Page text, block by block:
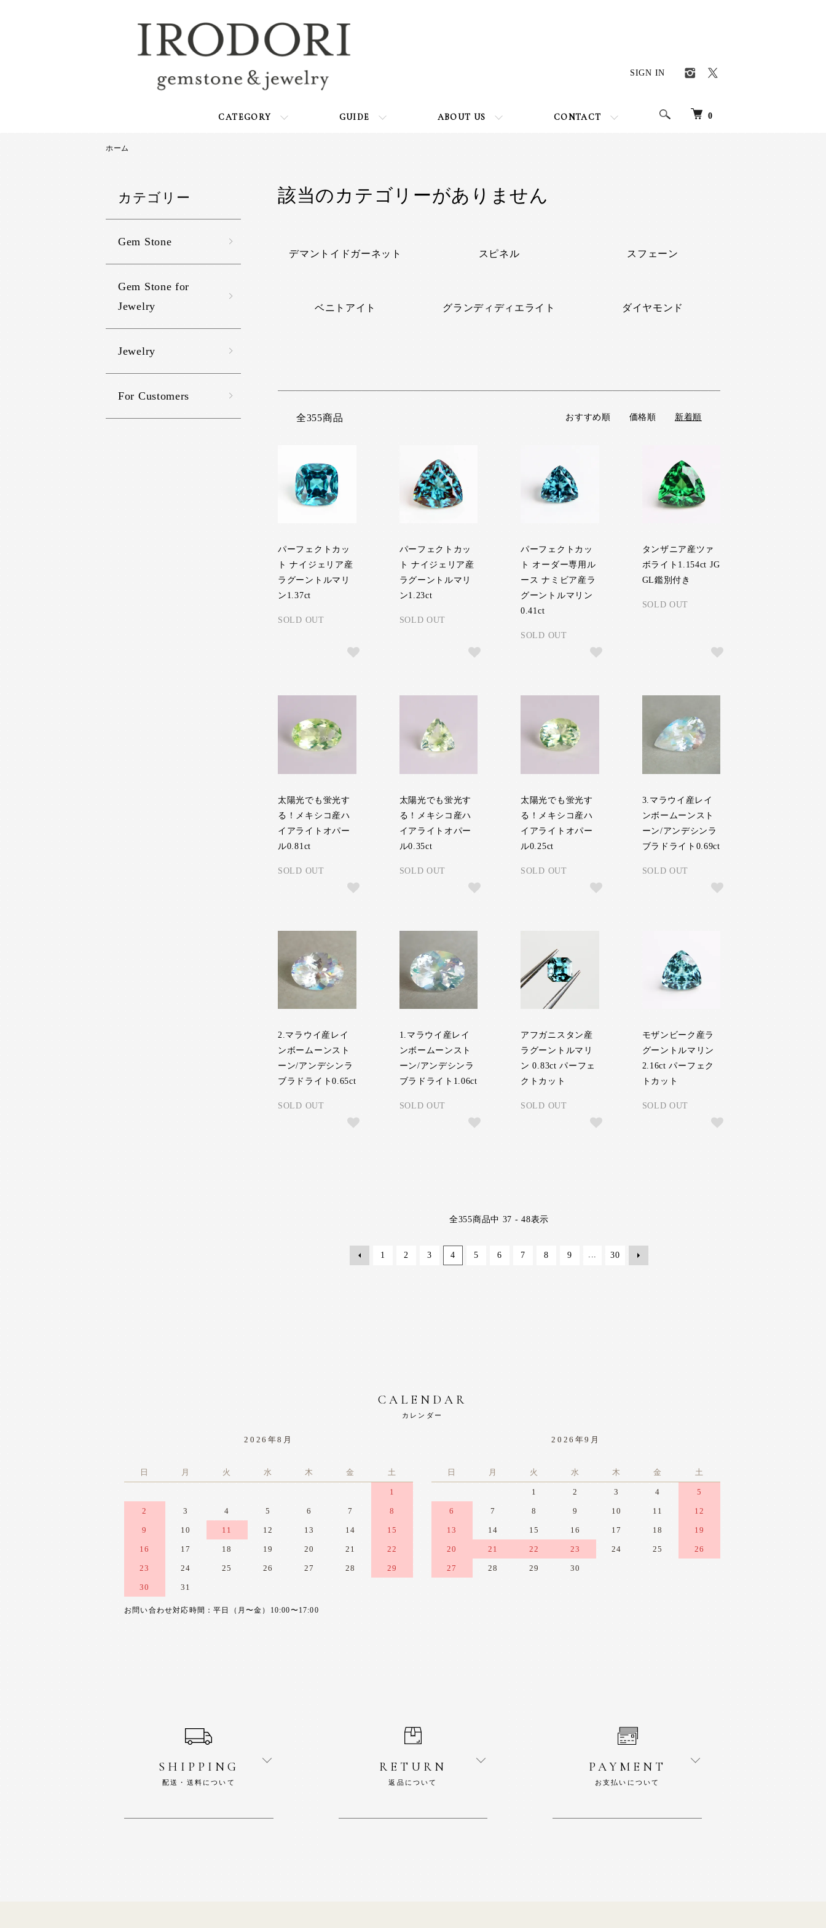
0
CATEGORY GUIDE ABOUT US CONTACT
SIGN IN
ホーム
該当のカテゴリーがありません
デマントイドガーネット スピネル スフェーン
ベニトアイト グランディディエライト ダイヤモンド
全355商品 おすすめ順 価格順 新着順
パーフェクトカッ
ト ナイジェリア産
ラグーントルマリ
ン1.37ct
SOLD OUT
パーフェクトカッ
ト ナイジェリア産
ラグーントルマリ
ン1.23ct
SOLD OUT
パーフェクトカッ
ト オーダー専用ル
ース ナミビア産ラ
グーントルマリン
0.41ct
SOLD OUT
タンザニア産ツァ
ボライト1.154ct JG
GL鑑別付き
SOLD OUT
太陽光でも蛍光す
る！メキシコ産ハ
イアライトオパー
ル0.81ct
SOLD OUT
太陽光でも蛍光す
る！メキシコ産ハ
イアライトオパー
ル0.35ct
SOLD OUT
太陽光でも蛍光す
る！メキシコ産ハ
イアライトオパー
ル0.25ct
SOLD OUT
3.マラウイ産レイ
ンボームーンスト
ーン/アンデシンラ
ブラドライト0.69ct
SOLD OUT
2.マラウイ産レイ
ンボームーンスト
ーン/アンデシンラ
ブラドライト0.65ct
SOLD OUT
1.マラウイ産レイ
ンボームーンスト
ーン/アンデシンラ
ブラドライト1.06ct
SOLD OUT
アフガニスタン産
ラグーントルマリ
ン 0.83ct パーフェ
クトカット
SOLD OUT
モザンビーク産ラ
グーントルマリン
2.16ct パーフェク
トカット
SOLD OUT
全355商品中 37 - 48表示
1 2 3 4 5 6 7 8 9 ... 30
カテゴリー
Gem Stone
Gem Stone for
Jewelry
Jewelry
For Customers
CALENDAR
カレンダー
2026年8月
日 月 火 水 木 金 土
1
2 3 4 5 6 7 8
9 10 11 12 13 14 15
16 17 18 19 20 21 22
23 24 25 26 27 28 29
30 31
2026年9月
日 月 火 水 木 金 土
1 2 3 4 5
6 7 8 9 10 11 12
13 14 15 16 17 18 19
20 21 22 23 24 25 26
27 28 29 30
お問い合わせ対応時間：平日（月〜金）10:00〜17:00
SHIPPING
配送・送料について
RETURN
返品について
PAYMENT
お支払いについて